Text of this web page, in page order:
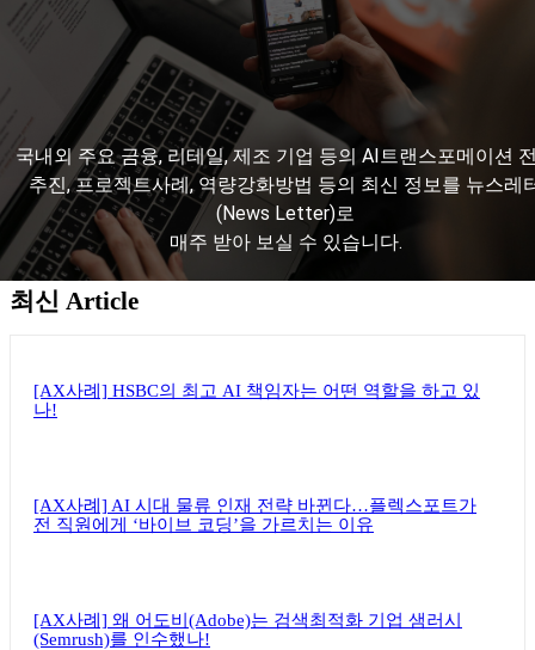
국내외 주요 금융, 리테일, 제조 기업 등의 AI트랜스포메이션
추진, 프로젝트사례, 역량강화방법 등의 최신 정보를 뉴스레
(News Letter)로
매주 받아 보실 수 있습니다.
최신 Article
[AX사례] HSBC의 최고 AI 책임자는 어떤 역할을 하고 있
나!
[AX사례] AI 시대 물류 인재 전략 바뀐다…플렉스포트가
전 직원에게 ‘바이브 코딩’을 가르치는 이유
[AX사례] 왜 어도비(Adobe)는 검색최적화 기업 샘러시
(Semrush)를 인수했나!